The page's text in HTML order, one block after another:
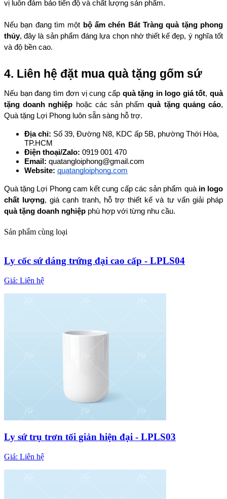
vị luôn đảm bảo tiến độ và chất lượng sản phẩm.
Nếu bạn đang tìm một bộ ấm chén Bát Tràng quà tặng phong
thủy, đây là sản phẩm đáng lựa chọn nhờ thiết kế đẹp, ý nghĩa tốt
và độ bền cao.
4. Liên hệ đặt mua quà tặng gốm sứ
Nếu bạn đang tìm đơn vị cung cấp quà tặng in logo giá tốt, quà
tặng doanh nghiệp hoặc các sản phẩm quà tặng quảng cáo,
Quà tặng Lợi Phong luôn sẵn sàng hỗ trợ.
Địa chỉ: Số 39, Đường N8, KDC ấp 5B, phường Thới Hòa,
TP.HCM
Điện thoại/Zalo: 0919 001 470
Email: quatangloiphong@gmail.com
Website: quatangloiphong.com
Quà tặng Lợi Phong cam kết cung cấp các sản phẩm quà in logo
chất lượng
quà tặng doanh nghiệp phù hợp với từng nhu cầu.
Sản phẩm cùng loại
Ly cốc sứ dáng trứng đại cao cấp - LPLS04
Giá: Liên hệ
Ly sứ trụ trơn tối giản hiện đại - LPLS03
Giá: Liên hệ